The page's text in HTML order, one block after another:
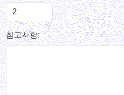
참고사항: